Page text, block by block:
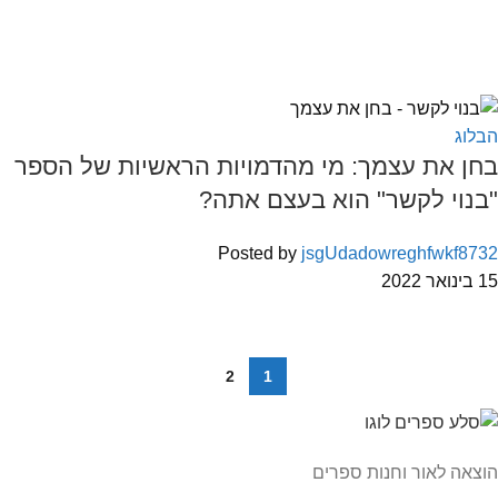
הבלוג
בחן את עצמך: מי מהדמויות הראשיות של הספר
"בנוי לקשר" הוא בעצם אתה?
Posted by jsgUdadowreghfwkf8732
15 בינואר 2022
1
2
הוצאה לאור וחנות ספרים